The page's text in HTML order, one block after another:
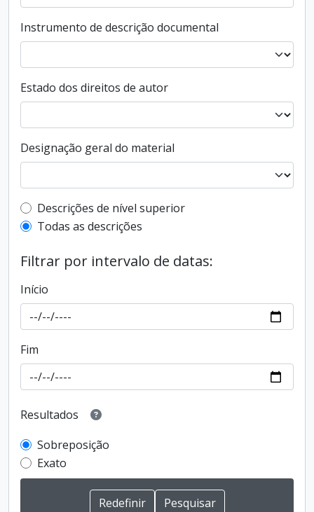
Instrumento de descrição documental
Estado dos direitos de autor
Designação geral do material
Filtro de descrição de nível superior
Descrições de nível superior
Todas as descrições
Filtrar por intervalo de datas:
Início
Fim
Resultados
Sobreposição
Exato